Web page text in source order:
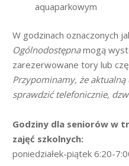
aquaparkowym
W godzinach oznaczonych
Ogólnodostępnamogą
zarezerwowane tory lub
Przypominamy, że
sprawdzić telefonicznie,
Godziny dla seniorów w
zajęć szkolnych:
poniedziałek-piątek 6:20-